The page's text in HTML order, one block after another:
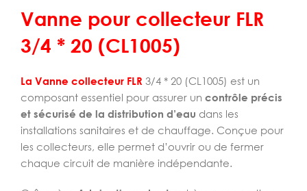
Vanne pour collecteur FLR
3/4 * 20 (CL1005)
La Vanne collecteur FLR 3/4 * 20 (CL1005) est un
composant essentiel pour assurer un contrôle précis
et sécurisé de la distribution d’eau dans les
installations sanitaires et de chauffage. Conçue pour
les collecteurs, elle permet d’ouvrir ou de fermer
chaque circuit de manière indépendante.